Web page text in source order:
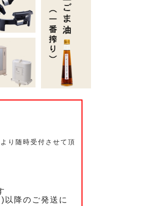
り随時受付させて頂
降のご発送に